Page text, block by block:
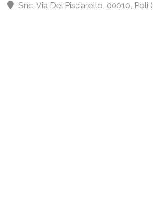
Snc, Via Del Pisciarello, 00010, Poli